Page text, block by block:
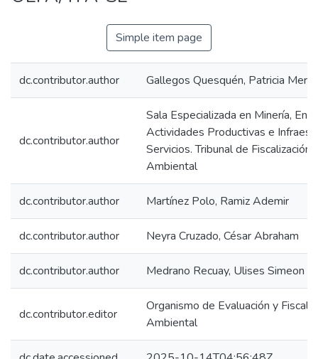
Simple item page
dc.contributor.author Gallegos Quesquén, Patricia
dc.contributor.author
Sala Especializada en Minería,
Actividades Productivas e
Servicios. Tribunal de Fiscalización
Ambiental
dc.contributor.author Martínez Polo, Ramiz Ademir
dc.contributor.author Neyra Cruzado, César Abraham
dc.contributor.author Medrano Recuay, Ulises Simeon
dc.contributor.editor
Organismo de Evaluación y
Ambiental